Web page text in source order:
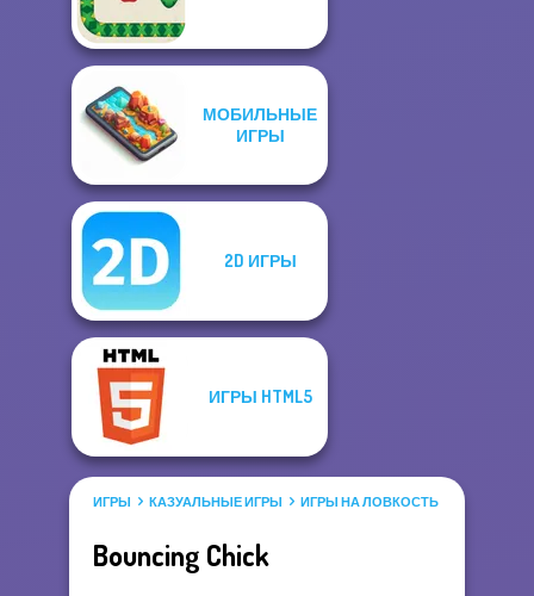
МОБИЛЬНЫЕ
ИГРЫ
2D ИГРЫ
ИГРЫ HTML5
ИГРЫ КАЗУАЛЬНЫЕ ИГРЫ ИГРЫ НА ЛОВКОСТЬ
Bouncing Chick